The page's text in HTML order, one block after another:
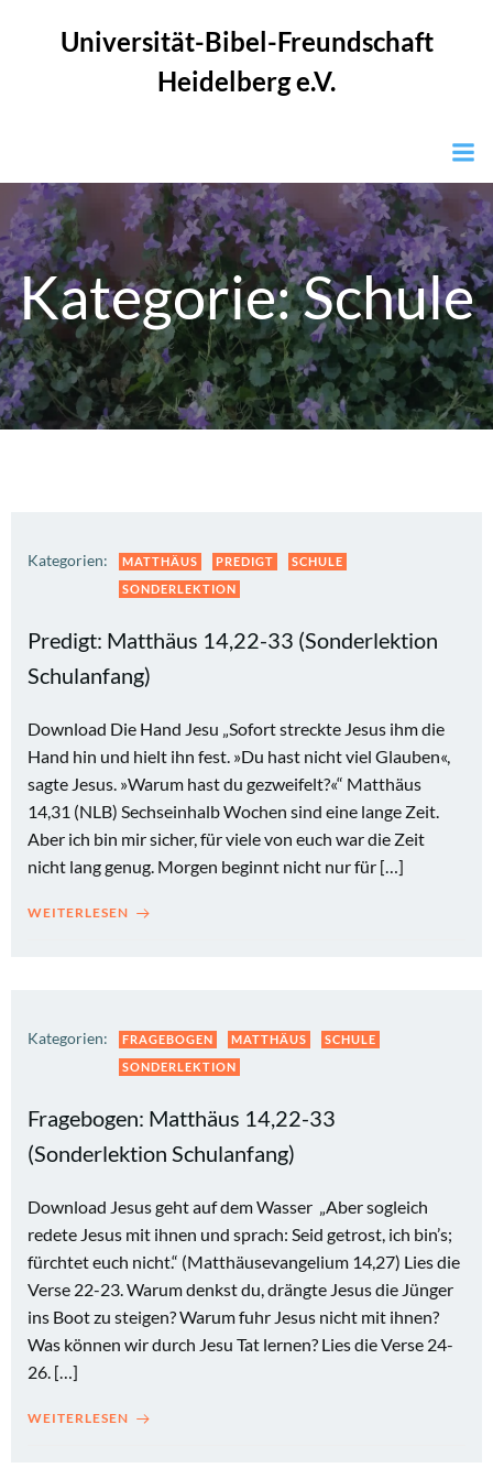
Inhalt
Universität-Bibel-Freundschaft
Heidelberg e.V.
Kategorie:Schule
Kategorien: MATTHÄUS PREDIGT
SCHULE
SONDERLEKTION
Predigt: Matthäus 14,22-33 (Sonderlektion
Schulanfang)
Download Die Hand Jesu „Sofort streckte Jesus ihm die
Hand hin und hielt ihn fest. »Du hast nicht viel Glauben«,
sagte Jesus. »Warum hast du gezweifelt?«“ Matthäus
14,31 (NLB) Sechseinhalb Wochen sind eine lange Zeit.
Aber ich bin mir sicher, für viele von euch war die Zeit
nicht lang genug. Morgen beginnt nicht nur für […]
WEITERLESEN
Kategorien: FRAGEBOGEN MATTHÄUS
SCHULE
SONDERLEKTION
Fragebogen: Matthäus 14,22-33
(Sonderlektion Schulanfang)
Download Jesus geht auf dem Wasser „Aber sogleich
redete Jesus mit ihnen und sprach: Seid getrost, ich bin’s;
fürchtet euch nicht.“ (Matthäusevangelium 14,27) Lies die
Verse 22-23. Warum denkst du, drängte Jesus die Jünger
ins Boot zu steigen? Warum fuhr Jesus nicht mit ihnen?
Was können wir durch Jesu Tat lernen? Lies die Verse 24-
26. […]
WEITERLESEN